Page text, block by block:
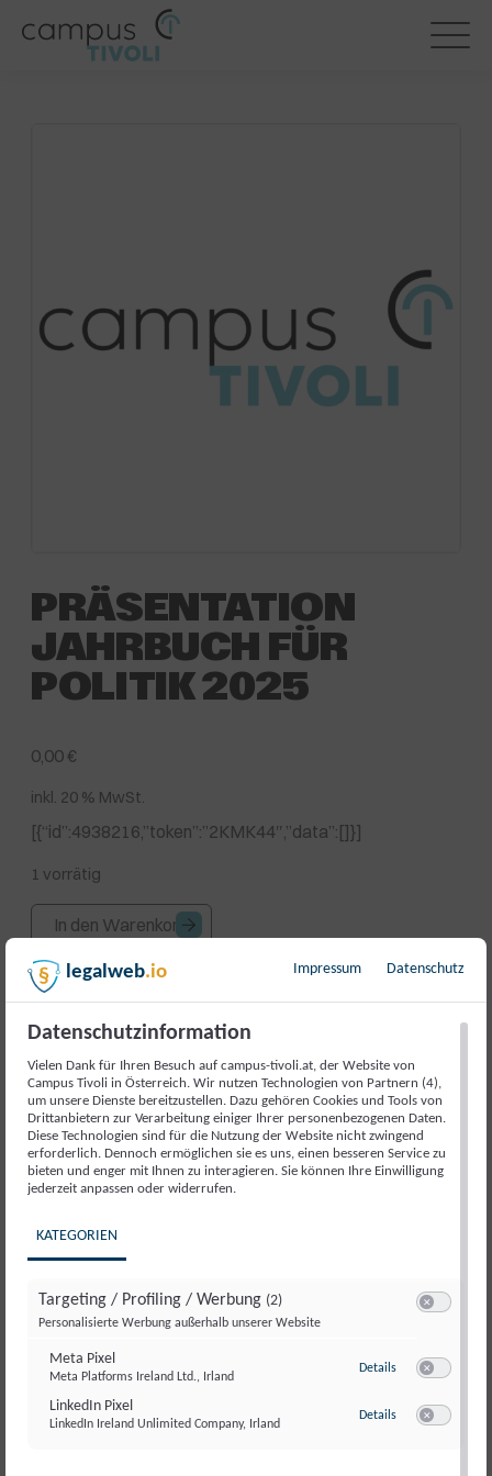
PRÄSENTATION
JAHRBUCH FÜR
POLITIK 2025
0,00€
inkl. 20 % MwSt.
[{“id”:4938216,”token”:”2KMK44″,”data”:[]}]
1 vorrätig
Präsentation
Jahrbuch
für
Politik
2025
In den Warenkorb
Beschreibung
Beschreibung
Debatte in Österreich: Die
Das Jahrbuch zählt seit Jahrzehnten zu den wichtigsten
Publikationen zur Analyse politischer Entwicklungen und
bringt führende Stimmen aus Wissenschaft und Politik
zusammen.
legalweb.io Impressum Datenschutz
Datenschutzinformation
Vielen Dank für Ihren Besuch auf campus-tivoli.at, der Website von
Campus Tivoli in Österreich. Wir nutzen Technologien von Partnern (4),
um unsere Dienste bereitzustellen. Dazu gehören Cookies und Tools von
Drittanbietern zur Verarbeitung einiger Ihrer personenbezogenen Daten.
Diese Technologien sind für die Nutzung der Website nicht zwingend
erforderlich. Dennoch ermöglichen sie es uns, einen besseren Service zu
bieten und enger mit Ihnen zu interagieren. Sie können Ihre Einwilligung
jederzeit anpassen oder widerrufen.
KATEGORIEN
Targeting / Profiling / Werbung (2)
Personalisierte Werbung außerhalb unserer Website
Meta Pixel
Meta Platforms Ireland Ltd., Irland
Details zu Meta Pixel
LinkedIn Pixel
LinkedIn Ireland Unlimited Company, Irland
Details zu LinkedIn Pixel